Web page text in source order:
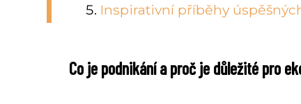
Inspirativní příběhy
Co je podnikání a proč je důležité pro